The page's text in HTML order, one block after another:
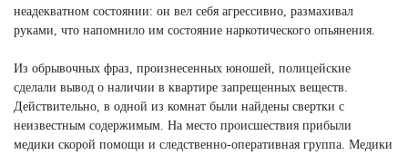
неадекватном состоянии: он вел себя агрессивно, размахивал
руками, что напомнило им состояние наркотического опьянения.
Из обрывочных фраз, произнесенных юношей, полицейские
сделали вывод о наличии в квартире запрещенных веществ.
Действительно, в одной из комнат были найдены свертки с
неизвестным содержимым. На место происшествия прибыли
медики скорой помощи и следственно-оперативная группа. Медики